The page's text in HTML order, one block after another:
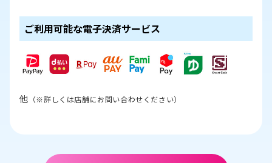
ご利用可能な電子決済サービス
他 （※詳しくは店舗にお問い合わせください）